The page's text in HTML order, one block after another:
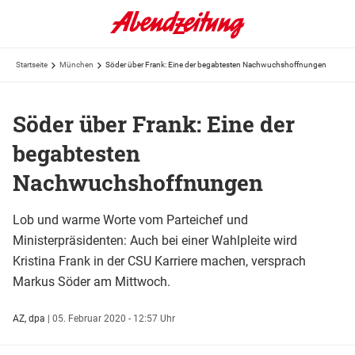
Startseite München Söder über Frank: Eine der begabtesten Nachwuchshoffnungen
Söder über Frank: Eine der
begabtesten
Nachwuchshoffnungen
Lob und warme Worte vom Parteichef und
Ministerpräsidenten: Auch bei einer Wahlpleite wird
Kristina Frank in der CSU Karriere machen, versprach
Markus Söder am Mittwoch.
AZ, dpa | 05. Februar 2020 - 12:57 Uhr